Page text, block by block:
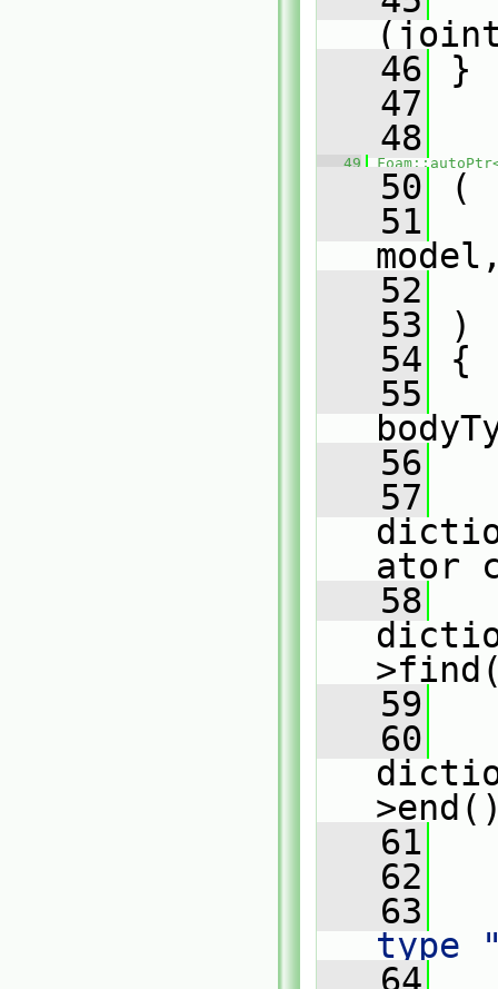
   46
}
   47
   48
   49
   50
(
   51
   52
   53
)
   54
{
   55
   56
   57
ator
   58
   59
   60
   61
   62
   63
type
   64